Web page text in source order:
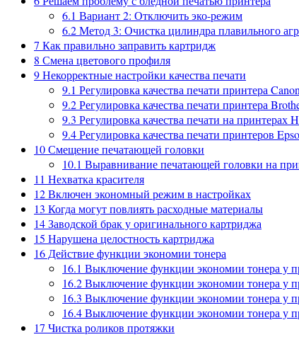
6.1 Вариант 2: Отключить эко-режим
6.2Метод 3: Очистка цилиндра плавильного
7 Как правильно заправить картридж
8 Смена цветового профиля
9Некорректные настройки качества печати
9.1 Регулировка качества печати принтера Canon
9.2Регулировка качества печати принтера
9.3 Регулировка качества печати на принтерах
9.4Регулировка качества печати принтеров
10Смещение печатающей головки
10.1 Выравнивание печатающей головки на
11 Нехватка красителя
12Включен экономный режим в настройках
13 Когда могут повлиять расходные материалы
14Заводской брак у оригинального картриджа
15 Нарушена целостность картриджа
16 Действие функции экономии тонера
16.1 Выключение функции экономии тонера у
16.2Выключение функции экономии тонера у
16.3 Выключение функции экономии тонера у
16.4Выключение функции экономии тонера у
17 Чистка роликов протяжки